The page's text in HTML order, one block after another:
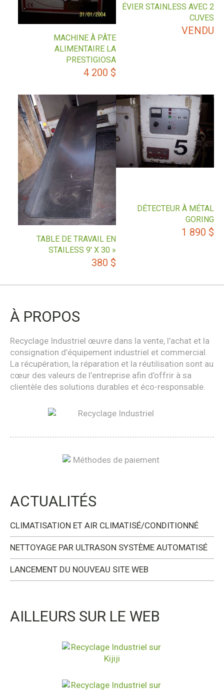
ÉVIER STAINLESS AVEC 2
CUVES
VENDU
MACHINE À PÂTE
ALIMENTAIRE LA
PRESTIGIOSA
4 200 $
DÉTECTEUR À MÉTAL
GORING
1 890 $
TABLE DE TRAVAIL EN
STAILESS 9′ X 30 »
380 $
À PROPOS
Recyclage Industriel œuvre dans la vente, l’achat et la
consignation d’équipement industriel et commercial.
La récupération, la réparation et la réutilisation sont au
cœur des valeurs de l’entreprise afin d’offrir à sa
clientèle des solutions durables et éco-responsable.
ACTUALITÉS
CLIMATISATION ET AIR CLIMATISÉ/CONDITIONNÉ
NETTOYAGE PAR ULTRASON SYSTÈME AUTOMATISÉ
LANCEMENT DU NOUVEAU SITE WEB
AILLEURS SUR LE WEB